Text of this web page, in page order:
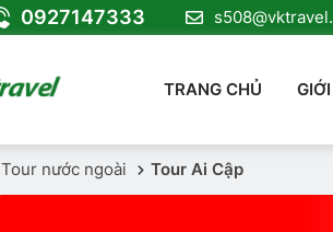
0927147333
TRANG CHỦ
Tour nước ngoài Tour Ai Cập